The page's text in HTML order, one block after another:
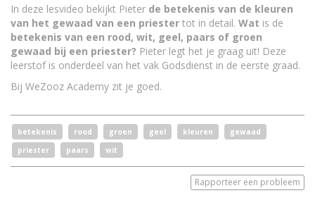
In deze lesvideo bekijkt Pieter de betekenis van de kleuren
van het gewaad van een priester tot in detail. Wat is de
betekenis van een rood, wit, geel, paars of groen
gewaad bij een priester? Pieter legt het je graag uit! Deze
leerstof is onderdeel van het vak Godsdienst in de eerste graad.
Bij WeZooz Academy zit je goed.
betekenis rood groen geel kleuren
gewaad
priester
paars wit
Rapporteer een probleem